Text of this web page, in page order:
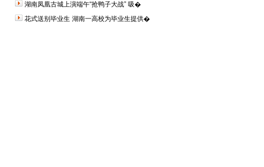
湖南凤凰古城上演端午“抢鸭子大战” 吸�
花式送别毕业生 湖南一高校为毕业生提供�